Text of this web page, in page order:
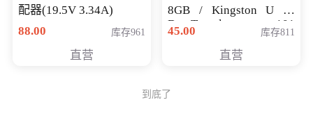
配器(19.5V 3.34A)
88.00
库存961
直营
8GB / Kingston U 盘
DataTraveler 101
Generati
45.00 库存811
直营
到底了